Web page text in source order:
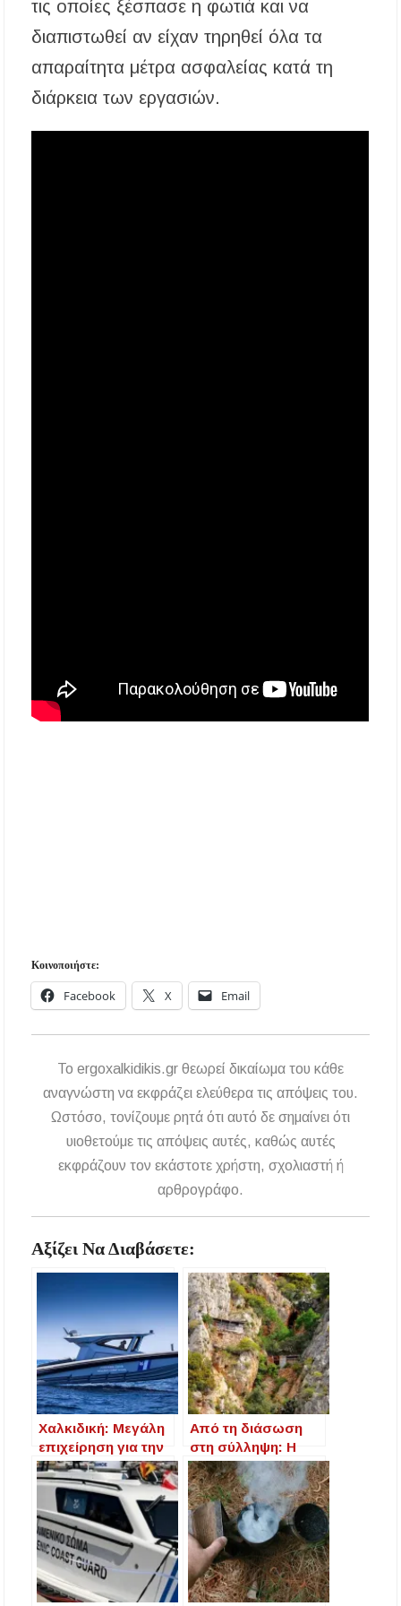
τις οποίες ξέσπασε η φωτιά και να
διαπιστωθεί αν είχαν τηρηθεί όλα τα
απαραίτητα μέτρα ασφαλείας κατά τη
διάρκεια των εργασιών.
Κοινοποιήστε:
Facebook X Email
To ergoxalkidikis.gr θεωρεί δικαίωμα του κάθε
αναγνώστη να εκφράζει ελεύθερα τις απόψεις του.
Ωστόσο, τονίζουμε ρητά ότι αυτό δε σημαίνει ότι
υιοθετούμε τις απόψεις αυτές, καθώς αυτές
εκφράζουν τον εκάστοτε χρήστη, σχολιαστή ή
αρθρογράφο.
Αξίζει Να Διαβάσετε:
Χαλκιδική: Μεγάλη
επιχείρηση για την
ανεύρεση δύο
ατόμων που
έκαναν όρθια
σανίδα sup στη
Βουρβουρού
Από τη διάσωση
στη σύλληψη: Η
απίθανη ιστορία
ενός 40χρονου στο
Άγιο Όρος